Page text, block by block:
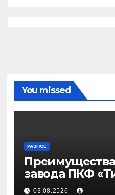
You missed
РАЗНОЕ
завода ПКФ
Волгограде и
03.08.2026